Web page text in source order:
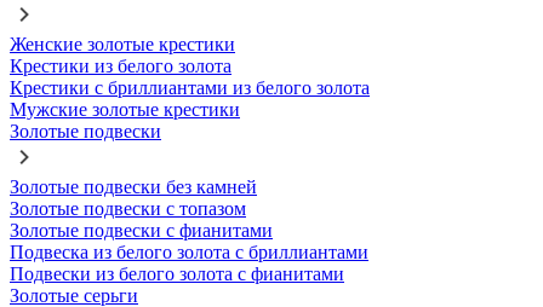
Женские золотые крестики
Крестики из белого золота
Крестики с бриллиантами из белого золота
Мужские золотые крестики
Золотые подвески
Золотые подвески без камней
Золотые подвески с топазом
Золотые подвески с фианитами
Подвеска из белого золота с бриллиантами
Подвески из белого золота с фианитами
Золотые серьги